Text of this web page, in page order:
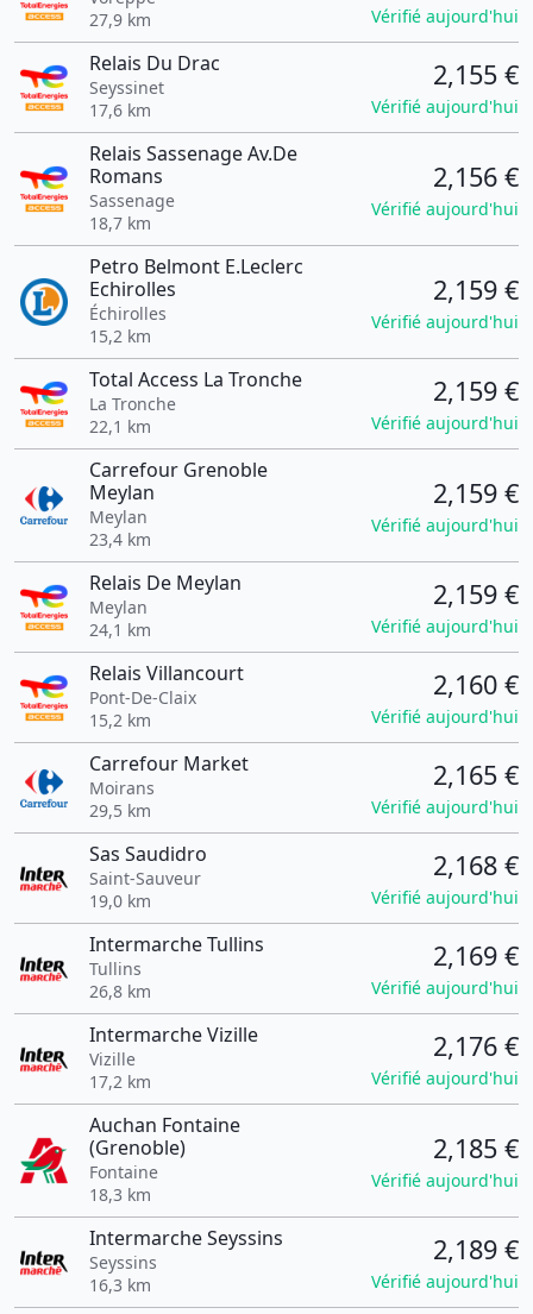
27,9 km
Vérifié aujourd'hui
Relais Du Drac
Seyssinet
17,6 km
2,155 €
Vérifié aujourd'hui
Relais Sassenage Av.De
Romans
Sassenage
18,7 km
2,156 €
Vérifié aujourd'hui
Petro Belmont E.Leclerc
Echirolles
Échirolles
15,2 km
2,159 €
Vérifié aujourd'hui
Total Access La Tronche
La Tronche
22,1 km
2,159 €
Vérifié aujourd'hui
Carrefour Grenoble
Meylan
Meylan
23,4 km
2,159 €
Vérifié aujourd'hui
Relais De Meylan
Meylan
24,1 km
2,159 €
Vérifié aujourd'hui
Relais Villancourt
Pont-De-Claix
15,2 km
2,160 €
Vérifié aujourd'hui
Carrefour Market
Moirans
29,5 km
2,165 €
Vérifié aujourd'hui
Sas Saudidro
Saint-Sauveur
19,0 km
2,168 €
Vérifié aujourd'hui
Intermarche Tullins
Tullins
26,8 km
2,169 €
Vérifié aujourd'hui
Intermarche Vizille
Vizille
17,2 km
2,176 €
Vérifié aujourd'hui
Auchan Fontaine
(Grenoble)
Fontaine
18,3 km
2,185 €
Vérifié aujourd'hui
Intermarche Seyssins
Seyssins
16,3 km
2,189 €
Vérifié aujourd'hui